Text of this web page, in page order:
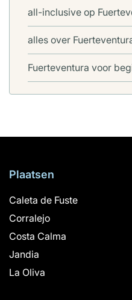
all-inclusive op
alles over
Fuerteventura voor
Plaatsen
Caleta de Fuste
Corralejo
Costa Calma
Jandia
La Oliva